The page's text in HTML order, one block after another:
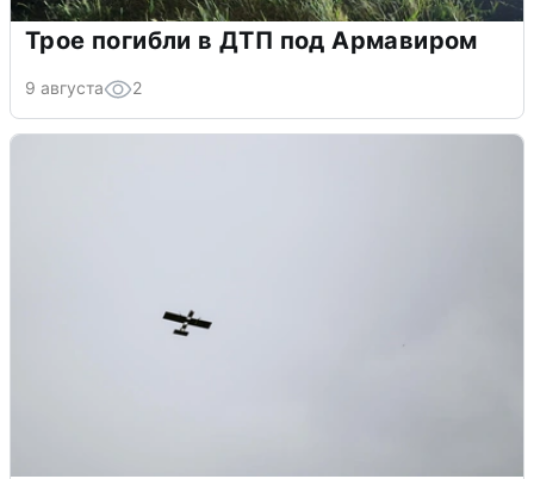
Трое погибли в ДТП под Армавиром
9 августа 2